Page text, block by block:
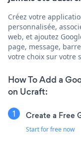
Créez votre
personnalisée,
web, et ajoutez
page, message,
votre choix sur votre
How To Add a
on Ucraft:
Create a Free
Start for free now